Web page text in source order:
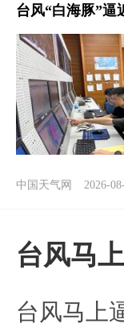
台风“白海豚”逼
中国天气网 2026-
台风马
台风马上